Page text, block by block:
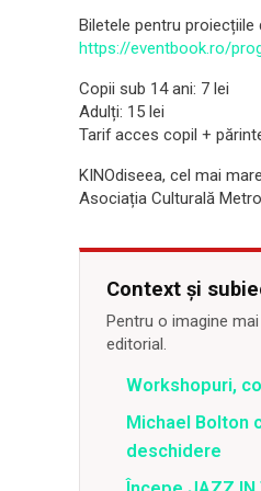
Biletele pentru proiecțiile
https://eventbook.ro/
Copii sub 14 ani: 7 lei
Adulți: 15 lei
Tarif acces copil +
KINOdiseea, cel mai
Asociația Culturală
Context și
Pentru o imagine
editorial.
Workshopuri,
Michael Bolton
deschidere